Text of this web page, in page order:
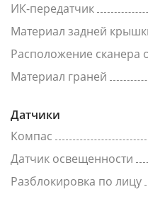
ИК-передатчик
Материал задней
Расположение сканера
Материал граней
Датчики
Компас
Датчик освещенности
Разблокировка по лицу